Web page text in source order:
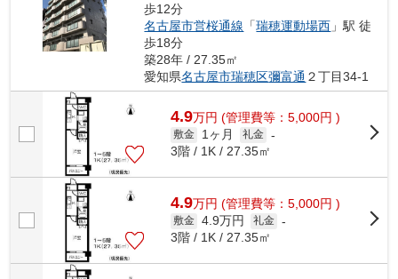
歩12分
名古屋市営桜通線 「瑞穂運動場西 」駅 徒
歩18分
築28年 / 27.35㎡
愛知県名古屋市瑞穂区彌富通 ２丁目34-1
4.9万円 (管理費等：5,000円 )
敷金 1ヶ月 礼金 -
3階 / 1K / 27.35㎡
4.9万円 (管理費等：5,000円 )
敷金 4.9万円 礼金 -
3階 / 1K / 27.35㎡